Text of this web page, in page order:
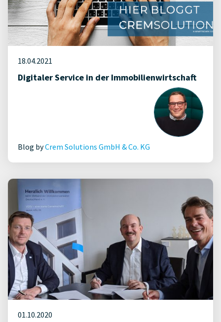
18.04.2021
Digitaler Service in der Immobilienwirtschaft
Blog byCrem Solutions GmbH & Co. KG
01.10.2020